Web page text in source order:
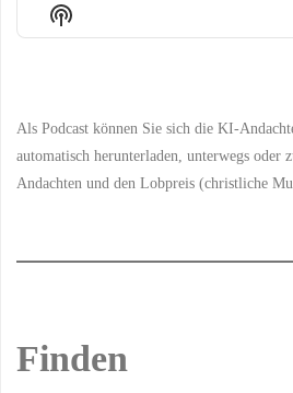
Show
Podcast
Als Podcast können Sie sich die KI-
automatisch herunterladen, unterwegs oder
Andachten und den Lobpreis (christliche
Finden